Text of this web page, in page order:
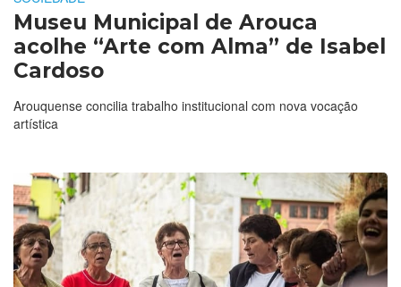
Museu Municipal de Arouca
acolhe “Arte com Alma” de Isabel
Cardoso
Arouquense concilia trabalho institucional com nova vocação
artística